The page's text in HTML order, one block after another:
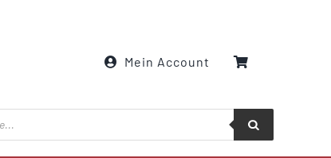
Mein Account